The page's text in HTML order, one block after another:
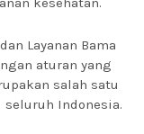
Layanan Bama
aturan yang
salah satu
Indonesia.